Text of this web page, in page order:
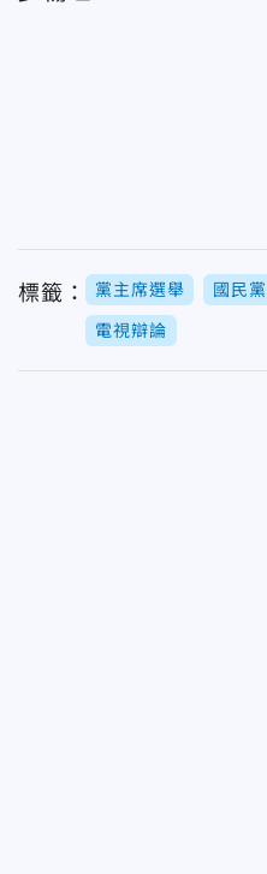
標籤： 黨主席選舉 國民黨
電視辯論